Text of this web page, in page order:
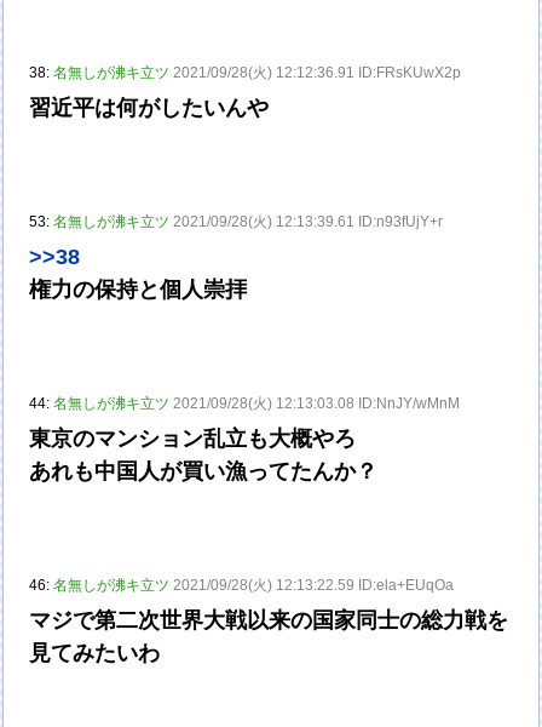
38:名無しが沸キ立ツ 2021/09/28(火) 12:12:36.91 ID:FRsKUwX2p
習近平は何がしたいんや
53:名無しが沸キ立ツ 2021/09/28(火) 12:13:39.61 ID:n93fUjY+r
>>38
権力の保持と個人崇拝
44:名無しが沸キ立ツ 2021/09/28(火) 12:13:03.08 ID:NnJY/wMnM
東京のマンション乱立も大概やろ
あれも中国人が買い漁ってたんか？
46:名無しが沸キ立ツ 2021/09/28(火) 12:13:22.59 ID:ela+EUqOa
マジで第二次世界大戦以来の国家同士の総力戦を
見てみたいわ